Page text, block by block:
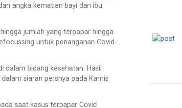
angka kematian bayi dan ibu
jumlah yang terpapar hingga
untuk penanganan Covid-
dalam bidang kesehatan. Hasil
siaran persnya pada Kamis
saat kasus terpapar Covid